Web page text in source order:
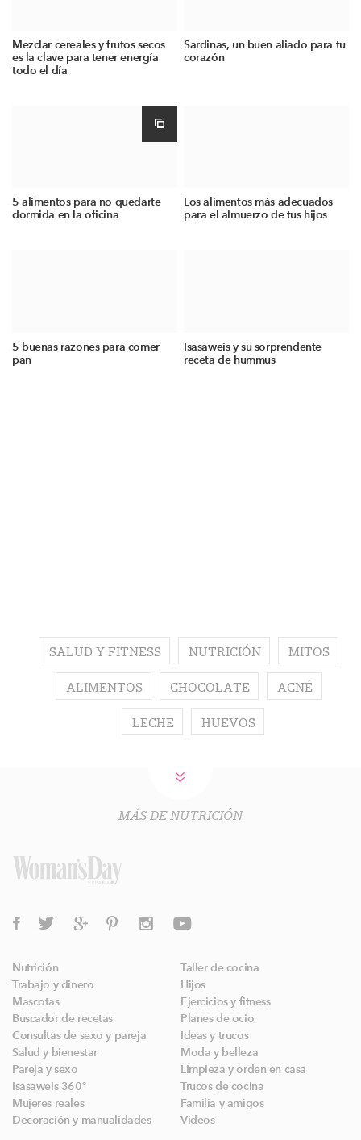
Mezclar cereales y frutos secos
es la clave para tener energía
todo el día
Sardinas, un buen aliado para tu
corazón
5 alimentos para no quedarte
dormida en la oficina
Los alimentos más adecuados
para el almuerzo de tus hijos
5 buenas razones para comer
pan
Isasaweis y su sorprendente
receta de hummus
SALUD Y FITNESS NUTRICIÓN MITOS
ALIMENTOS CHOCOLATE ACNÉ
LECHE HUEVOS
MÁS DE NUTRICIÓN
Nutrición
Taller de cocina
Trabajo y dinero
Hijos
Mascotas
Ejercicios y fitness
Buscador de recetas
Planes de ocio
Consultas de sexo y pareja
Ideas y trucos
Salud y bienestar
Moda y belleza
Pareja y sexo
Limpieza y orden en casa
Isasaweis 360º
Trucos de cocina
Mujeres reales
Familia y amigos
Decoración y manualidades
Videos